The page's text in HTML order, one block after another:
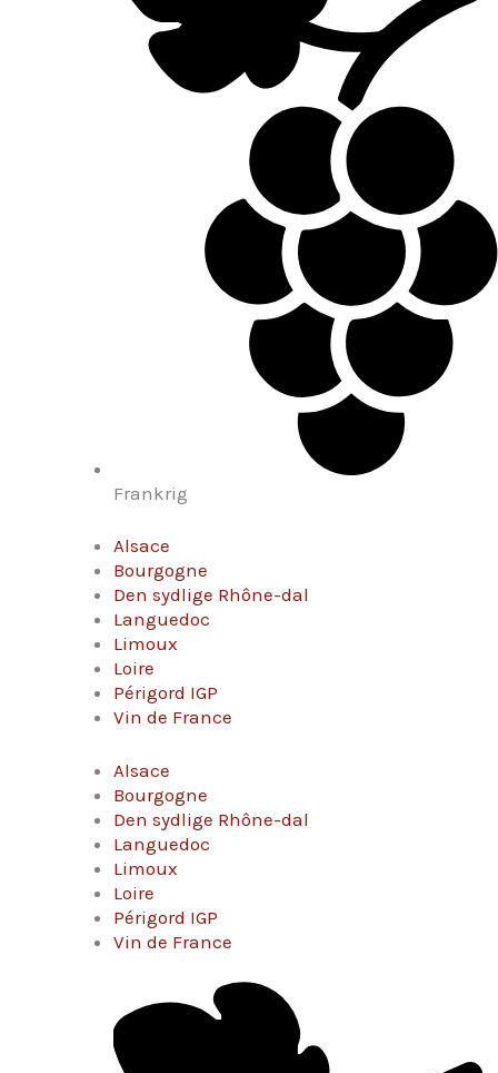
Frankrig
Alsace
Bourgogne
Den sydlige Rhône-dal
Languedoc
Limoux
Loire
Périgord IGP
Vin de France
Alsace
Bourgogne
Den sydlige Rhône-dal
Languedoc
Limoux
Loire
Périgord IGP
Vin de France